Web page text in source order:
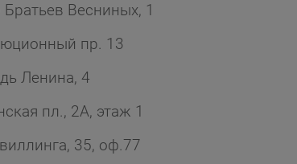
Весниных, 1
пр. 13
Ленина, 4
пл., 2А, этаж 1
35, оф.77